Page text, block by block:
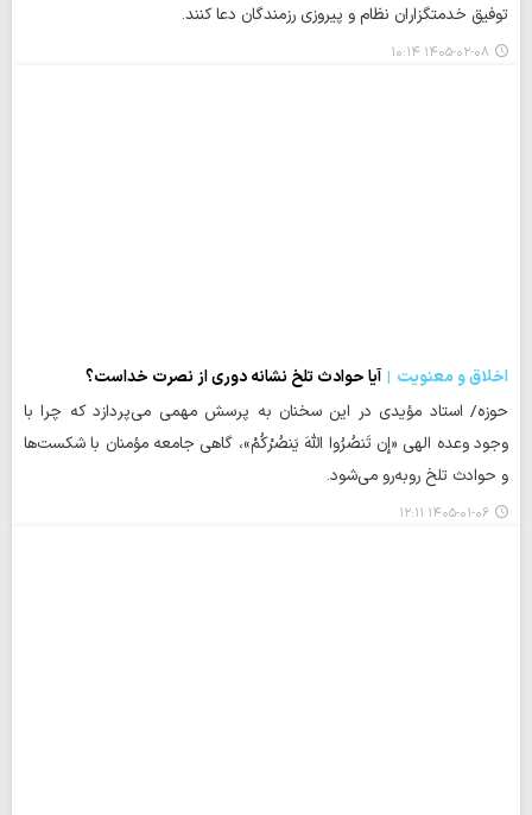
توفیق خدمتگزاران نظام و پیروزی رزمندگان دعا کنند.
۱۴۰۵-۰۲-۰۸ ۱۰:۱۴
اخلاق و معنویت
آیا حوادث تلخ نشانه دوری از نصرت خداست؟
حوزه/ استاد مؤیدی در این سخنان به پرسش مهمی می‌پردازد که چرا با
وجود وعده الهی «إِن تَنصُرُوا اللَّهَ یَنصُرْکُمْ»، گاهی جامعه مؤمنان با شکست‌ها
و حوادث تلخ روبه‌رو می‌شود.
۱۴۰۵-۰۱-۰۶ ۱۲:۱۱